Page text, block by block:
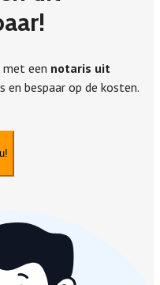
een notaris uit
bespaar op de kosten.